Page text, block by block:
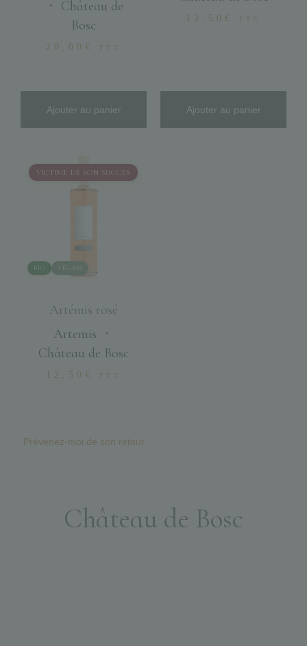
・ Château de
Bosc
20,00 € TTC
Ajouter au panier
12,50 € TTC
Ajouter au panier
VICTIME DE SON SUCCÈS
BIO VÉGAN
Artémis rosé
Artemis ・
Château de Bosc
12,50 € TTC
Prévenez-moi de son retour
Château de Bosc